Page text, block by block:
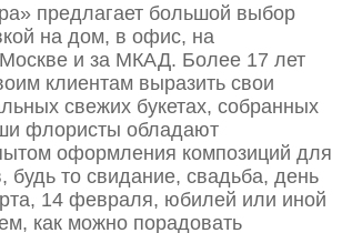
предлагает большой выбор
на дом, в офис, на
и за МКАД. Более 17 лет
клиентам выразить свои
свежих букетах, собранных
флористы обладают
оформления композиций для
то свидание, свадьба, день
14 февраля, юбилей или иной
как можно порадовать